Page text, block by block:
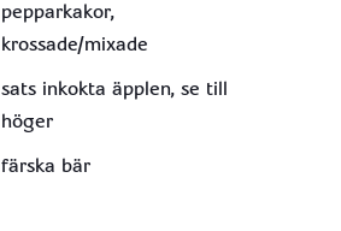
pepparkakor,
krossade/mixade
sats inkokta äpplen, se till
höger
färska bär